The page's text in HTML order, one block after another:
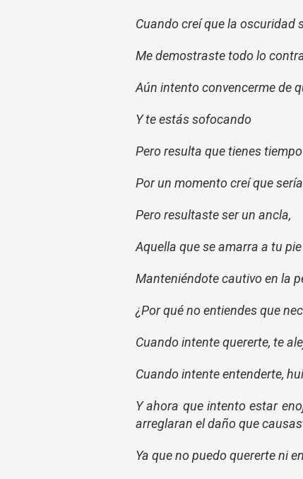
Cuando creí que la oscuridad
Me demostraste todo lo
Aún intento convencerme de
Y te estás sofocando
Pero resulta que tienes
Por un momento creí que
Pero resultaste ser un ancla,
Aquella que se amarra a tu
Manteniéndote cautivo en la
¿Por qué no entiendes que
Cuando intente quererte, te
Cuando intente entenderte,
Y ahora que intento estar
arreglaran el daño que
Ya que no puedo quererte ni